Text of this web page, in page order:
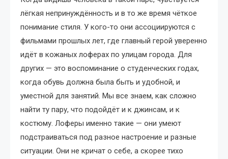
лёгкая непринуждённость и в то же время чёткое
понимание стиля. У кого-то они ассоциируются с
фильмами прошлых лет, где главный герой уверенно
идёт в кожаных лоферах по улицам города. Для
других — это воспоминание о студенческих годах,
когда обувь должна была быть и удобной, и
уместной для занятий. Мы все знаем, как сложно
найти ту пару, что подойдёт и к джинсам, и к
костюму. Лоферы именно такие — они умеют
подстраиваться под разное настроение и разные
ситуации. Они не кричат о себе, а скорее тихо